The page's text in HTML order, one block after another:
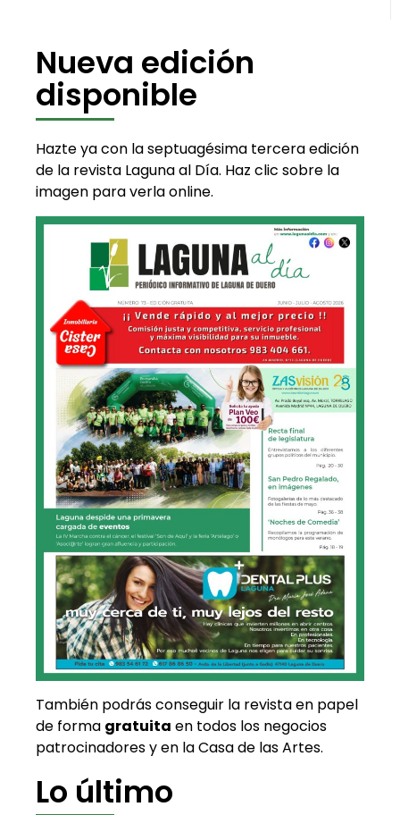
Nueva edición
disponible
Hazte ya con la septuagésima tercera edición
de la revista Laguna al Día. Haz clic sobre la
imagen para verla online.
También podrás conseguir la revista en papel
de forma gratuita en todos los negocios
patrocinadores y en la Casa de las Artes.
Lo último